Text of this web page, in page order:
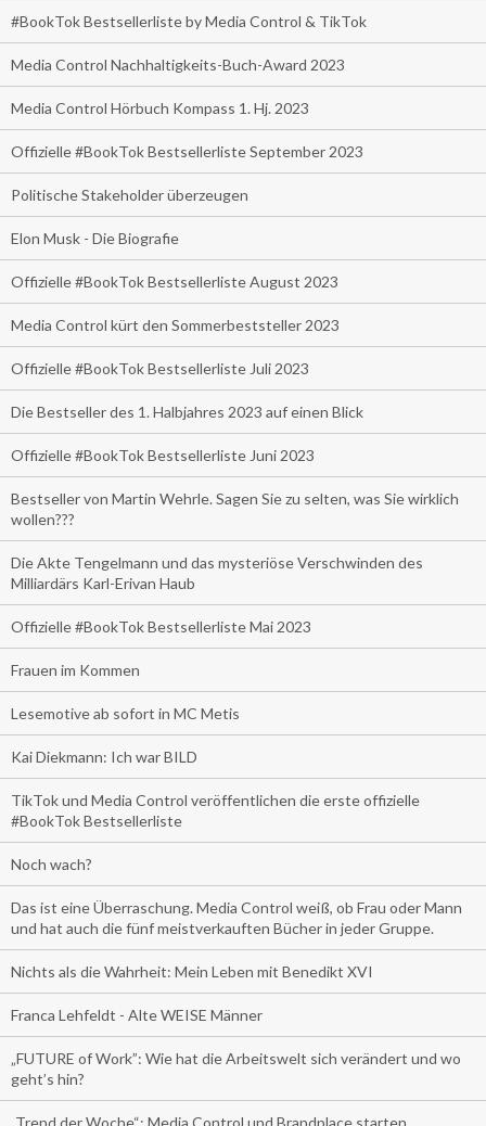
#BookTok Bestsellerliste by Media Control & TikTok
Media Control Nachhaltigkeits-Buch-Award 2023
Media Control Hörbuch Kompass 1. Hj. 2023
Offizielle #BookTok Bestsellerliste September 2023
Politische Stakeholder überzeugen
Elon Musk - Die Biografie
Offizielle #BookTok Bestsellerliste August 2023
Media Control kürt den Sommerbeststeller 2023
Offizielle #BookTok Bestsellerliste Juli 2023
Die Bestseller des 1. Halbjahres 2023 auf einen Blick
Offizielle #BookTok Bestsellerliste Juni 2023
Bestseller von Martin Wehrle. Sagen Sie zu selten, was Sie wirklich
wollen???
Die Akte Tengelmann und das mysteriöse Verschwinden des
Milliardärs Karl-Erivan Haub
Offizielle #BookTok Bestsellerliste Mai 2023
Frauen im Kommen
Lesemotive ab sofort in MC Metis
Kai Diekmann: Ich war BILD
TikTok und Media Control veröffentlichen die erste offizielle
#BookTok Bestsellerliste
Noch wach?
Das ist eine Überraschung. Media Control weiß, ob Frau oder Mann
und hat auch die fünf meistverkauften Bücher in jeder Gruppe.
Nichts als die Wahrheit: Mein Leben mit Benedikt XVI
Franca Lehfeldt - Alte WEISE Männer
„FUTURE of Work”: Wie hat die Arbeitswelt sich verändert und wo
geht’s hin?
„Trend der Woche“: Media Control und Brandplace starten